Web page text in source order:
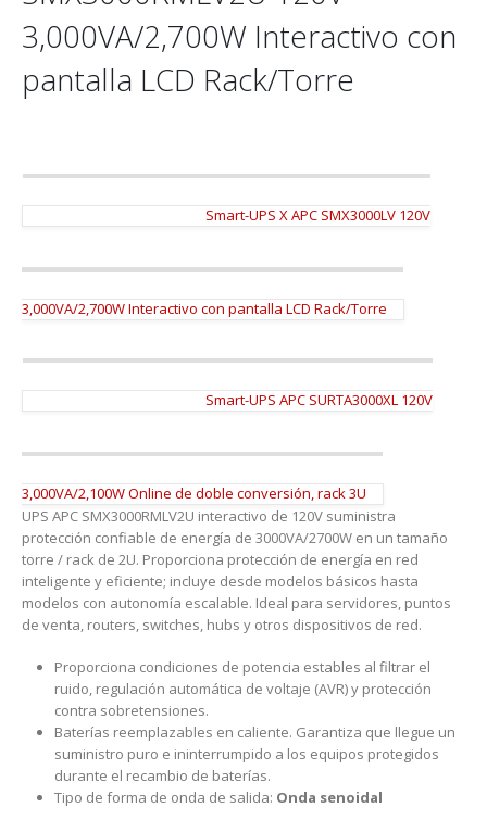
3,000VA/2,700W Interactivo con
pantalla LCD Rack/Torre
Smart-UPS X APC SMX3000LV 120V
3,000VA/2,700W Interactivo con pantalla LCD Rack/Torre
Smart-UPS APC SURTA3000XL 120V
3,000VA/2,100W Online de doble conversión, rack 3U
UPS APC SMX3000RMLV2U interactivo de 120V suministra
protección confiable de energía de 3000VA/2700W en un tamaño
torre / rack de 2U. Proporciona protección de energía en red
inteligente y eficiente; incluye desde modelos básicos hasta
modelos con autonomía escalable. Ideal para servidores, puntos
de venta, routers, switches, hubs y otros dispositivos de red.
Proporciona condiciones de potencia estables al filtrar el
ruido, regulación automática de voltaje (AVR) y protección
contra sobretensiones.
Baterías reemplazables en caliente. Garantiza que llegue un
suministro puro e ininterrumpido a los equipos protegidos
durante el recambio de baterías.
Tipo de forma de onda de salida: Onda senoidal